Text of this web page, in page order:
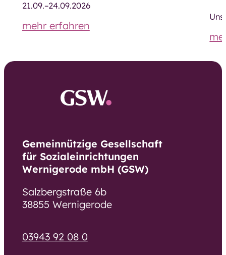
21.09.–24.09.2026
mehr erfahren
Gemeinnützige Gesellschaft
für Sozialeinrichtungen
Wernigerode mbH (GSW)
Salzbergstraße 6b
38855 Wernigerode
03943 92 08 0